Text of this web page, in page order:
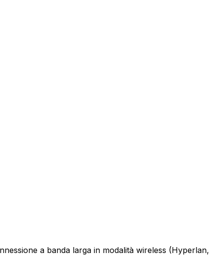
a banda larga in modalità wireless (Hyperlan,